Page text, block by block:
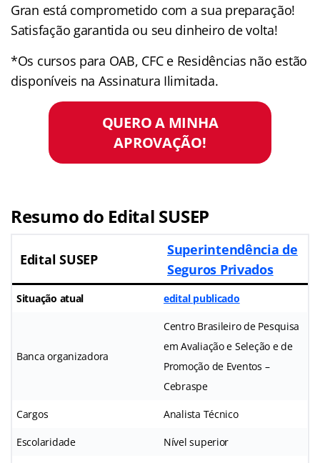
Gran está comprometido com a sua preparação!
Satisfação garantida ou seu dinheiro de volta!
*Os cursos para OAB, CFC e Residências não estão
disponíveis na Assinatura Ilimitada.
QUERO A MINHA
APROVAÇÃO!
Resumo do Edital SUSEP
Edital SUSEP
Superintendência de
Seguros Privados
Situação atual edital publicado
Banca organizadora
Centro Brasileiro de Pesquisa
em Avaliação e Seleção e de
Promoção de Eventos –
Cebraspe
Cargos Analista Técnico
Escolaridade Nível superior